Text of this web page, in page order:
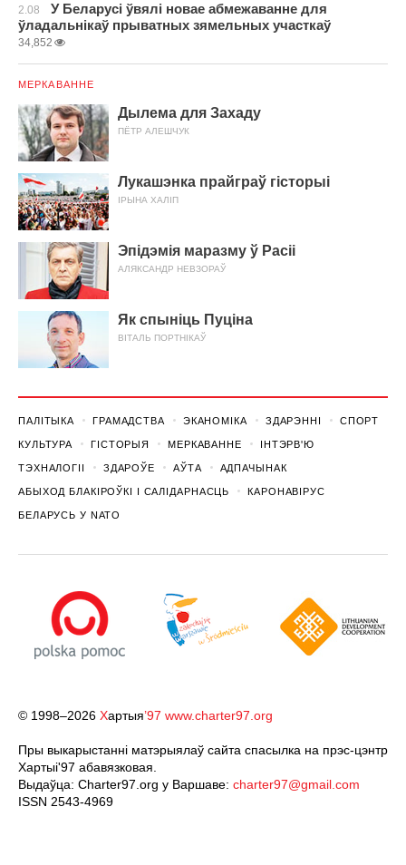
2.08
У Беларусі ўвялі новае абмежаванне для
ўладальнікаў прыватных зямельных участкаў
34,852
МЕРКАВАННЕ
Дылема для Захаду
ПЁТР АЛЕШЧУК
Лукашэнка прайграў гісторыі
ІРЫНА ХАЛІП
Эпідэмія маразму ў Расіі
АЛЯКСАНДР НЕВЗОРАЎ
Як спыніць Пуціна
ВІТАЛЬ ПОРТНІКАЎ
ПАЛІТЫКА ГРАМАДСТВА ЭКАНОМІКА ЗДАРЭННI СПОРТ
КУЛЬТУРА ГІСТОРЫЯ МЕРКАВАННЕ ІНТЭРВ'Ю
ТЭХНАЛОГІІ ЗДАРОЎЕ АЎТА АДПАЧЫНАК
АБЫХОД БЛАКІРОЎКІ І САЛІДАРНАСЦЬ КАРОНАВІРУС
БЕЛАРУСЬ У NATO
© 1998–2026 Хартыя’97 www.charter97.org
Пры выкарыстанні матэрыялаў сайта спасылка на прэс-цэнтр
Хартыi'97 абавязковая.
Выдаўца: Charter97.org у Варшаве: charter97@gmail.com
ISSN 2543-4969